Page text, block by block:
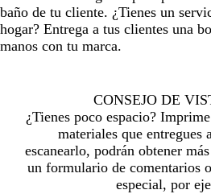
baño de tu cliente. ¿Tienes un
hogar? Entrega a tus clientes una
manos con tu marca.
CONSEJO DE
¿Tienes poco espacio?
materiales que entregues
escanearlo, podrán obtener
un formulario de comentarios
especial, por